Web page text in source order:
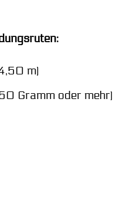
m)
Gramm oder mehr)